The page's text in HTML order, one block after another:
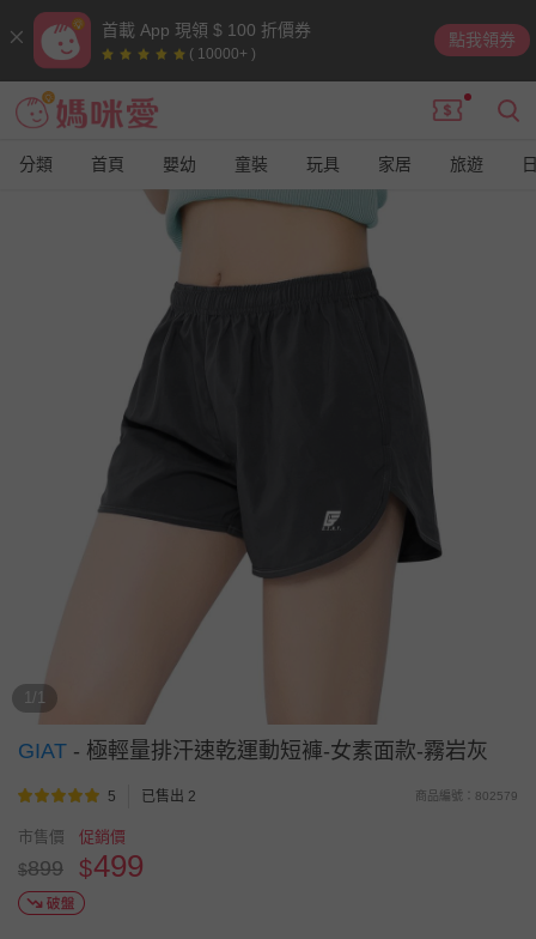
首載 App 現領 $ 100 折價券
( 10000+ )
點我領券
分類 首頁 嬰幼 童裝 玩具 家居 旅遊
1/1
GIAT - 極輕量排汗速乾運動短褲-女素面款-霧岩灰
5 已售出 2 商品編號：802579
市售價
$899
促銷價
$499